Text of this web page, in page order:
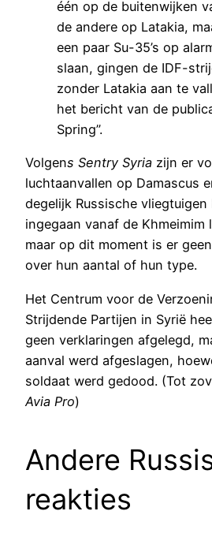
één op de buitenwijken
de andere op Latakia,
een paar Su-35’s op
slaan, gingen de IDF-
zonder Latakia aan te
het bericht van de
Spring”.
Volgens Sentry Syria zijn er
luchtaanvallen op Damascus
degelijk Russische
ingegaan vanaf de Khmeimim
maar op dit moment is er
over hun aantal of hun type.
Het Centrum voor de
Strijdende Partijen in Syrië
geen verklaringen afgelegd,
aanval werd afgeslagen,
soldaat werd gedood. (Tot
Avia Pro)
Andere
reakties